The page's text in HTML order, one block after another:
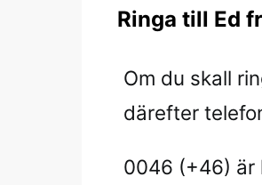
Ringa till Ed
Om du skall
därefter
0046 (+46) är